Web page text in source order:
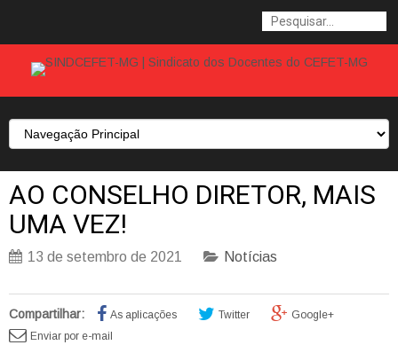
AO CONSELHO DIRETOR, MAIS
UMA VEZ!
13 de setembro de 2021 Notícias
Compartilhar: As aplicações Twitter
Google+
Enviar por e-mail